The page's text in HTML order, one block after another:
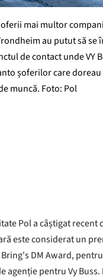
mai multor
au putut să se
de contact unde VY
șoferilor care doreau
muncă. Foto: Pol
Pol a câștigat recent
este considerat un
DM Award,
agenție pentru Vy Buss.